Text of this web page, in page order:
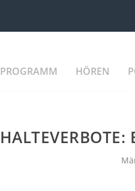
PROGRAMM HÖREN